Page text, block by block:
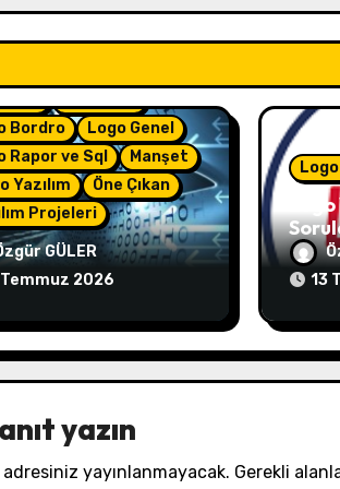
Bordro
Logo Genel
Rapor ve Sql
Manşet
Yazılım
Öne Çıkan
Projeleri
– (4.50.01)
GÜLER
2026
13
yazın
yayınlanmayacak. Gerekli